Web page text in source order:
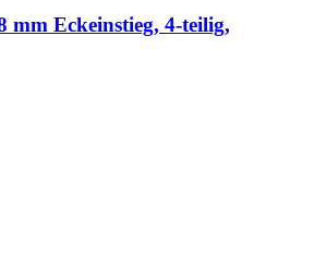
mm Eckeinstieg, 4-teilig,